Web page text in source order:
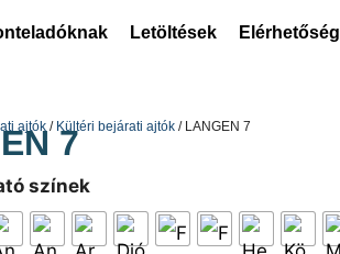
Letöltések Elérhetőség
ajtók / Kültéri bejárati ajtók / LANGEN 7
7
színek